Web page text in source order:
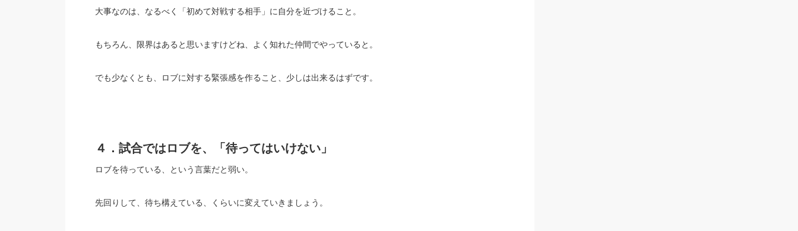
大事なのは、なるべく「初めて対戦する相手」に自分を近づけること。
もちろん、限界はあると思いますけどね、よく知れた仲間でやっていると。
でも少なくとも、ロブに対する緊張感を作ること、少しは出来るはずです。
４．試合ではロブを、「待ってはいけない」
ロブを待っている、という言葉だと弱い。
先回りして、待ち構えている、くらいに変えていきましょう。